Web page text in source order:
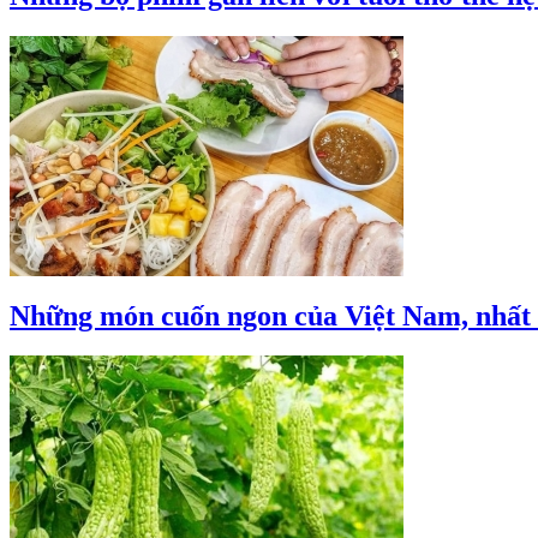
Những món cuốn ngon của Việt Nam,